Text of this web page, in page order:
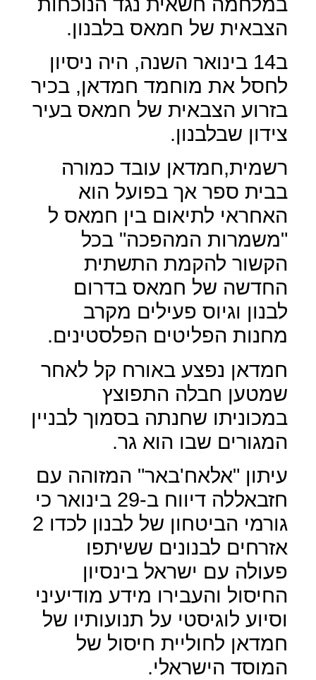
הצבאית של חמאס בלבנון.
ב14 בינואר השנה, היה ניסיון
לחסל את מוחמד חמדאן, בכיר
בזרוע הצבאית של חמאס בעיר
צידון שבלבנון.
רשמית,חמדאן עובד כמורה
בבית ספר אך בפועל הוא
האחראי לתיאום בין חמאס ל
"משמרות המהפכה" בכל
הקשור להקמת התשתית
החדשה של חמאס בדרום
לבנון וגיוס פעילים מקרב
מחנות הפליטים הפלסטינים.
חמדאן נפצע באורח קל לאחר
שמטען חבלה התפוצץ
במכוניתו שחנתה בסמוך לבניין
המגורים שבו הוא גר.
עיתון "אלאח'באר" המזוהה עם
חזבאללה דיווח ב-29 בינואר כי
גורמי הביטחון של לבנון לכדו 2
אזרחים לבנונים ששיתפו
פעולה עם ישראל בינסיון
החיסול והעבירו מידע מודיעיני
וסיוע לוגיסטי על תנועותיו של
חמדאן לחוליית חיסול של
המוסד הישראלי.